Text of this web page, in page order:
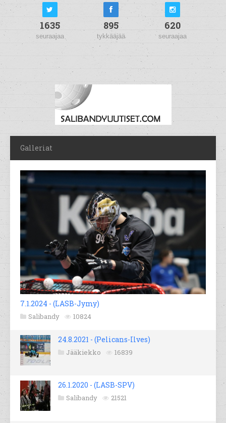
1635
seuraajaa
895
tykkääjää
620
seuraajaa
Galleriat
7.1.2024 - (LASB-Jymy)
Salibandy 10824
24.8.2021 - (Pelicans-Ilves)
Jääkiekko 16839
26.1.2020 - (LASB-SPV)
Salibandy 21521